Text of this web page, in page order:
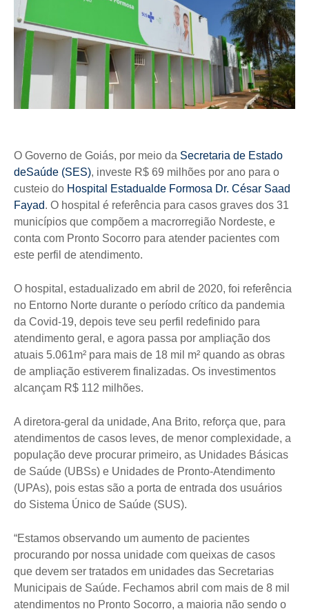
O Governo de Goiás, por meio da Secretaria de Estado
deSaúde (SES), investe R$ 69 milhões por ano para o
custeio do Hospital Estadualde Formosa Dr. César Saad
Fayad. O hospital é referência para casos graves dos 31
municípios que compõem a macrorregião Nordeste, e
conta com Pronto Socorro para atender pacientes com
este perfil de atendimento.
O hospital, estadualizado em abril de 2020, foi referência
no Entorno Norte durante o período crítico da pandemia
da Covid-19, depois teve seu perfil redefinido para
atendimento geral, e agora passa por ampliação dos
atuais 5.061m² para mais de 18 mil m² quando as obras
de ampliação estiverem finalizadas. Os investimentos
alcançam R$ 112 milhões.
A diretora-geral da unidade, Ana Brito, reforça que, para
atendimentos de casos leves, de menor complexidade, a
população deve procurar primeiro, as Unidades Básicas
de Saúde (UBSs) e Unidades de Pronto-Atendimento
(UPAs), pois estas são a porta de entrada dos usuários
do Sistema Único de Saúde (SUS).
“Estamos observando um aumento de pacientes
procurando por nossa unidade com queixas de casos
que devem ser tratados em unidades das Secretarias
Municipais de Saúde. Fechamos abril com mais de 8 mil
atendimentos no Pronto Socorro, a maioria não sendo o